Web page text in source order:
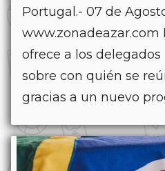
Portugal.- 07 de
www.zonadeazar.com
ofrece a los
sobre con quién se
gracias a un nuevo